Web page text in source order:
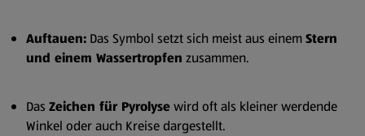
Auftauen: Das Symbol setzt sich meist aus einemStern
und einem Wassertropfen zusammen.
Das Zeichen für Pyrolysewird oft als kleiner werdende
Winkel oder auch Kreise dargestellt.